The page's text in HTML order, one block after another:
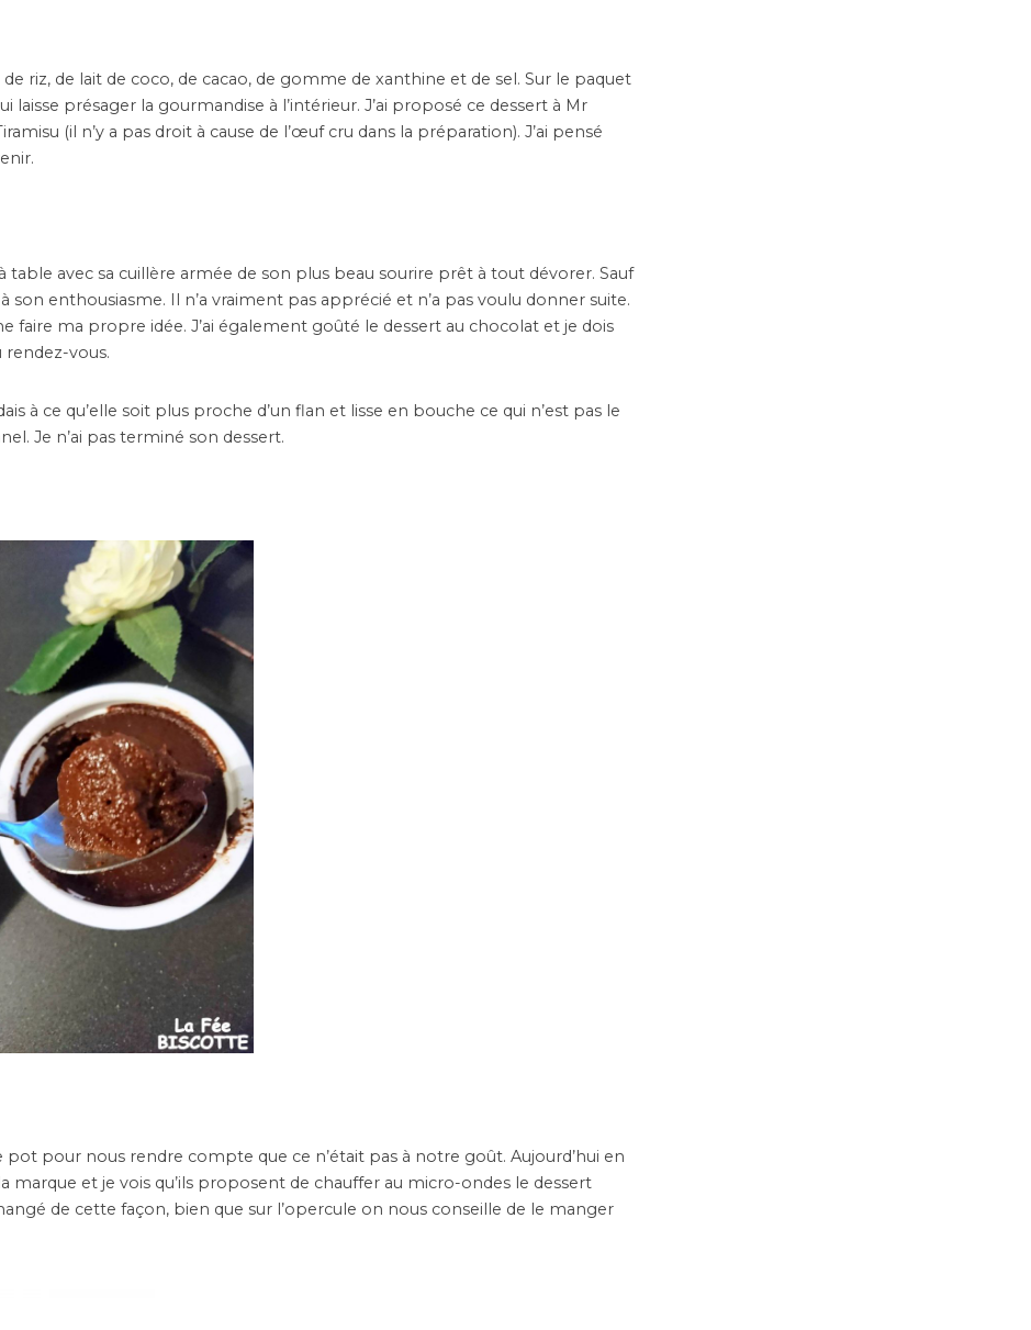
de riz, de lait de coco, de cacao, de gomme de xanthine et de sel. Sur le paquet
présager la gourmandise à l’intérieur. J’ai proposé ce dessert à Mr
(il n’y a pas droit à cause de l’œuf cru dans la préparation). J’ai pensé
table avec sa cuillère armée de son plus beau sourire prêt à tout dévorer. Sauf
enthousiasme. Il n’a vraiment pas apprécié et n’a pas voulu donner suite.
faire ma propre idée. J’ai également goûté le dessert au chocolat et je dois
rendez-vous.
à ce qu’elle soit plus proche d’un flan et lisse en bouche ce qui n’est pas le
Je n’ai pas terminé son dessert.
pot pour nous rendre compte que ce n’était pas à notre goût. Aujourd’hui en
marque et je vois qu’ils proposent de chauffer au micro-ondes le dessert
de cette façon, bien que sur l’opercule on nous conseille de le manger